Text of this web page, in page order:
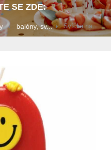
SE ZDE:
balóny, sv... Svíčka na ...